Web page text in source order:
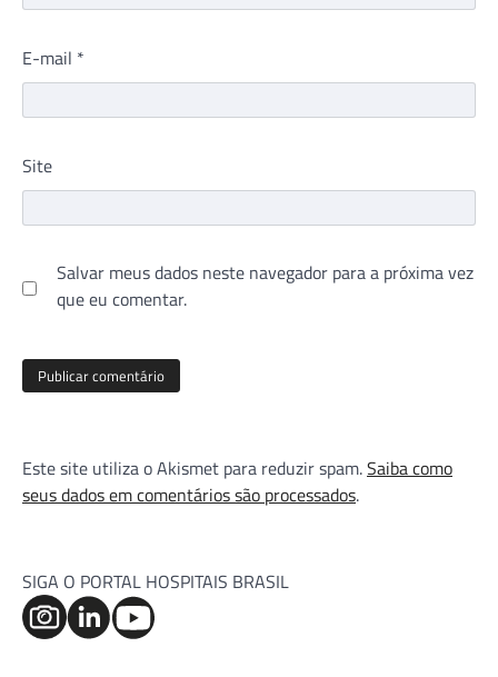
E-mail *
Site
Salvar meus dados neste navegador para a próxima vez
que eu comentar.
Este site utiliza o Akismet para reduzir spam.Saiba como
seus dados em comentários são processados.
SIGA O PORTAL HOSPITAIS BRASIL